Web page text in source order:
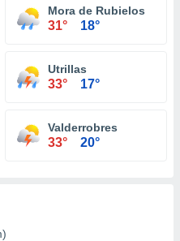
Mora de Rubielos
31° 18°
Utrillas
33° 17°
Valderrobres
33° 20°